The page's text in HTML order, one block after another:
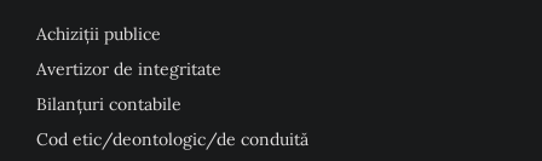
Achiziții publice
Avertizor de integritate
Bilanțuri contabile
Cod etic/deontologic/de conduită